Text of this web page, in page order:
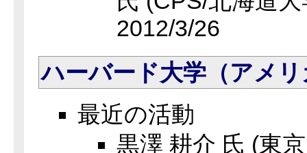
2012/3/26
ハーバード大学（アメ
最近の活動
黒澤 耕介 氏 (東